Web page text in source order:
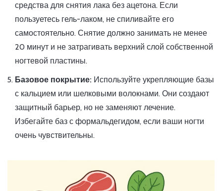
средства для снятия лака без ацетона. Если
пользуетесь гель-лаком, не спиливайте его
самостоятельно. Снятие должно занимать не менее
20 минут и не затрагивать верхний слой собственной
ногтевой пластины.
Базовое покрытие: Используйте укрепляющие базы
с кальцием или шелковыми волокнами. Они создают
защитный барьер, но не заменяют лечение.
Избегайте баз с формальдегидом, если ваши ногти
очень чувствительны.